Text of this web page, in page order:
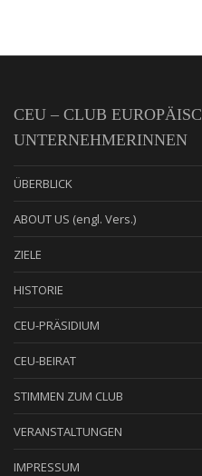
CEU – CLUB
UNTERNEHMERINNEN
ÜBERBLICK
ABOUT US (engl. Vers.)
ZIELE
HISTORIE
CEU-PRÄSIDIUM
CEU-BEIRAT
STIMMEN ZUM CLUB
VERANSTALTUNGEN
IMPRESSUM